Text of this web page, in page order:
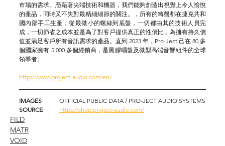
市場的需求。憑藉著尖端技術和機器，我們能夠創造出視覺上令人愉悅
的產品，同時又不失對最精細細節的關注。，所有的轉盤都在捷克共和
國內部手工生產，從最微小的螺絲到底盤，一切都由其的技術人員完
成，一切節省之成本並是為了對客戶提供真正的性價比，為擁有持久價
值並滿足客戶所有音訊需求的產品。直到 2023 年，Pro-Ject 己在 80 多
個國家擁有 5,000 多個經銷商，是黑膠唱盤及微型高端音響組件的全球
領導者。
https://www.project-audio.com/en/
OFFICIAL PUBLIC DATA / PRO-JECT AUDIO SYSTEMS
https://shop.project-audio.com/
FILD
MATR
VOID